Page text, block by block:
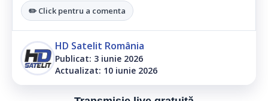
✏️ Click pentru a comenta
HD Satelit România
Publicat: 3 iunie 2026
Actualizat: 10 iunie 2026